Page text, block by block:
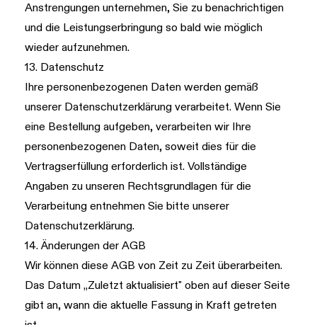
Anstrengungen unternehmen, Sie zu benachrichtigen
und die Leistungserbringung so bald wie möglich
wieder aufzunehmen.
13. Datenschutz
Ihre personenbezogenen Daten werden gemäß
unserer Datenschutzerklärungverarbeitet. Wenn Sie
eine Bestellung aufgeben, verarbeiten wir Ihre
personenbezogenen Daten, soweit dies für die
Vertragserfüllung erforderlich ist. Vollständige
Angaben zu unseren Rechtsgrundlagen für die
Verarbeitung entnehmen Sie bitte unserer
Datenschutzerklärung.
14. Änderungen der AGB
Wir können diese AGB von Zeit zu Zeit überarbeiten.
Das Datum „Zuletzt aktualisiert" oben auf dieser Seite
gibt an, wann die aktuelle Fassung in Kraft getreten